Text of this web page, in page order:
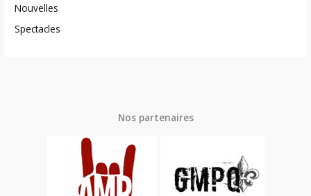
Nouvelles
Spectacles
Nos partenaires